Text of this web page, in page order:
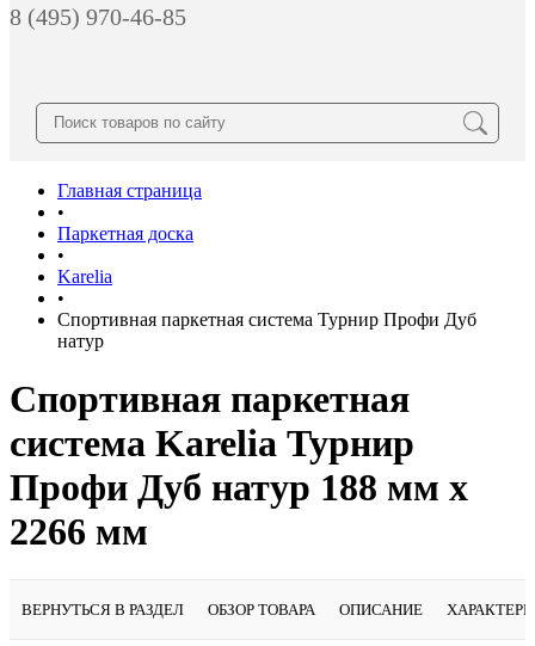
8 (495) 970-46-85
Главная страница
•
Паркетная доска
•
Karelia
•
Спортивная паркетная система Турнир Профи Дуб
натур
Спортивная паркетная
система Karelia Турнир
Профи Дуб натур 188 мм х
2266 мм
ВЕРНУТЬСЯ В РАЗДЕЛ ОБЗОР ТОВАРА ОПИСАНИЕ